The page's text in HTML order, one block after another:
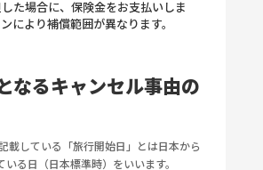
た場合に、保険金をお支払いしま
により補償範囲が異なります。
なるキャンセル事由の
載している「旅行開始日」とは日本から
いる日（日本標準時）をいいます。